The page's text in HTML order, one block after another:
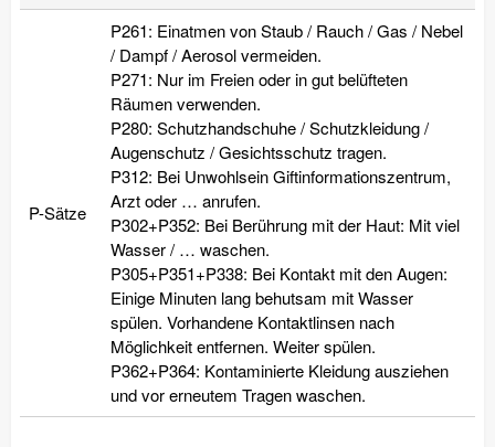
P-Sätze
P261: Einatmen von Staub / Rauch / Gas / Nebel
/ Dampf / Aerosol vermeiden.
P271: Nur im Freien oder in gut belüfteten
Räumen verwenden.
P280: Schutzhandschuhe / Schutzkleidung /
Augenschutz / Gesichtsschutz tragen.
P312: Bei Unwohlsein Giftinformationszentrum,
Arzt oder … anrufen.
P302+P352: Bei Berührung mit der Haut: Mit viel
Wasser / … waschen.
P305+P351+P338: Bei Kontakt mit den Augen:
Einige Minuten lang behutsam mit Wasser
spülen. Vorhandene Kontaktlinsen nach
Möglichkeit entfernen. Weiter spülen.
P362+P364: Kontaminierte Kleidung ausziehen
und vor erneutem Tragen waschen.